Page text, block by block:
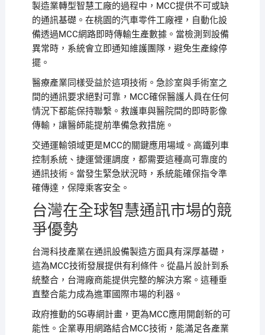
製造業轉型智慧工廠的過程中，MCC提供不可或缺
的通訊基礎。在桃園的汽車零件工廠裡，自動化設
備透過MCC網路即時傳輸生產數據。當檢測到設備
異常時，系統會立即通知維護團隊，避免生產線停
擺。
醫療產業同樣受益於這項技術。急診室與手術室之
間的通訊要求絕對可靠，MCC確保醫護人員在任何
情況下都能保持聯繫。救護車與醫院間的即時影像
傳輸，讓醫師能提前準備急救措施。
交通運輸領域更是MCC的關鍵應用場域。高鐵列車
控制系統、捷運營運調度，都需要這種高可靠度的
通訊技術。當發生緊急狀況時，系統能確保指令準
確傳達，保障乘客安全。
台灣在全球智慧通訊市場的競
爭優勢
台灣科技產業在通訊設備製造方面具有深厚基礎，
這為MCC技術發展提供有利條件。從晶片設計到系
統整合，台灣廠商能提供完整的解決方案。這種垂
直整合能力成為進軍國際市場的利器。
政府推動的5G專網計畫，更為MCC應用開創新的可
能性。企業專用網路結合MCC技術，能滿足各產業